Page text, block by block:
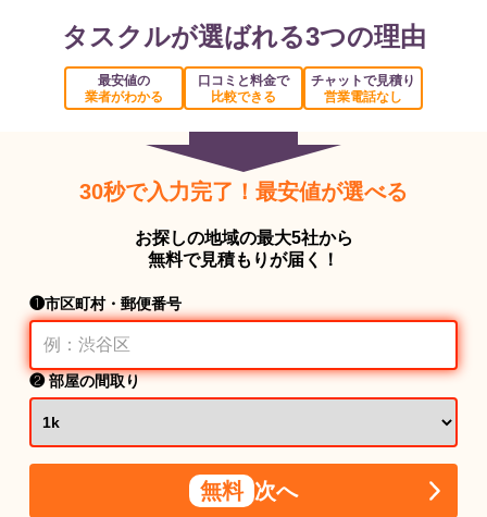
タスクルが選ばれる3つの理由
最安値の
業者がわかる
口コミと料金で
比較できる
チャットで見積り
営業電話なし
30秒で入力完了！最安値が選べる
お探しの地域の最大5社から
無料で見積もりが届く！
❶市区町村・郵便番号
❷ 部屋の間取り
無料 次へ